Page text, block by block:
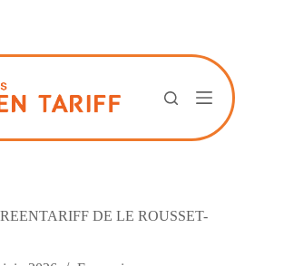
DE LE ROUSSET-